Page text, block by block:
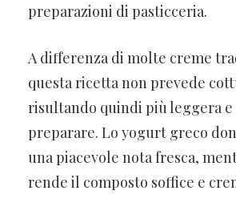
preparazioni di pasticceria.
A differenza di molte creme
questa ricetta non prevede
risultando quindi più leggera e
preparare. Lo yogurt greco
una piacevole nota fresca,
rende il composto soffice e